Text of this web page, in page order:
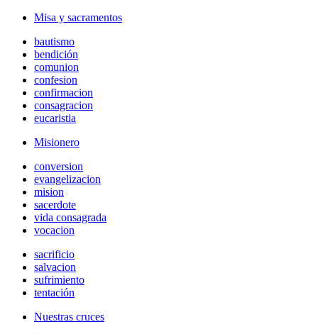
Misa y sacramentos
bautismo
bendición
comunion
confesion
confirmacion
consagracion
eucaristia
Misionero
conversion
evangelizacion
mision
sacerdote
vida consagrada
vocacion
sacrificio
salvacion
sufrimiento
tentación
Nuestras cruces